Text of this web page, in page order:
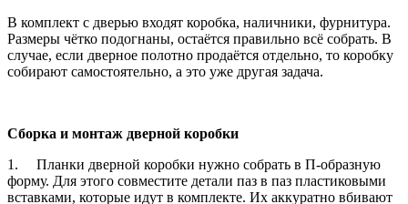
В комплект с дверью входят коробка, наличники, фурнитура.
Размеры чётко подогнаны, остаётся правильно всё собрать. В
случае, если дверное полотно продаётся отдельно, то коробку
собирают самостоятельно, а это уже другая задача.
Сборка и монтаж дверной коробки
1.
Планки дверной коробки нужно собрать в П-образную
форму. Для этого совместите детали паз в паз пластиковыми
вставками, которые идут в комплекте. Их аккуратно вбивают